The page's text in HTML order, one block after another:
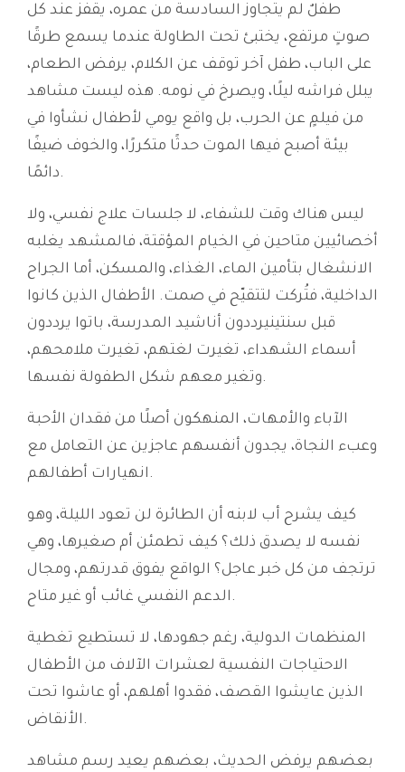
طفلٌ لم يتجاوز السادسة من عمره، يقفز عند كل
صوتٍ مرتفع، يختبئ تحت الطاولة عندما يسمع طرقًا
على الباب، طفل آخر توقف عن الكلام، يرفض الطعام،
يبلل فراشه ليلًا، ويصرخ في نومه. هذه ليست مشاهد
من فيلمٍ عن الحرب، بل واقع يومي لأطفال نشأوا في
بيئة أصبح فيها الموت حدثًا متكررًا، والخوف ضيفًا
دائمًا.
ليس هناك وقت للشفاء، لا جلسات علاج نفسي، ولا
أخصائيين متاحين في الخيام المؤقتة، فالمشهد يغلبه
الانشغال بتأمين الماء، الغذاء، والمسكن، أما الجراح
الداخلية، فتُركت لتتقيّح في صمت. الأطفال الذين كانوا
قبل سنتينيرددون أناشيد المدرسة، باتوا يرددون
أسماء الشهداء، تغيرت لغتهم، تغيرت ملامحهم،
وتغير معهم شكل الطفولة نفسها.
الآباء والأمهات، المنهكون أصلًا من فقدان الأحبة
وعبء النجاة، يجدون أنفسهم عاجزين عن التعامل مع
انهيارات أطفالهم.
كيف يشرح أب لابنه أن الطائرة لن تعود الليلة، وهو
نفسه لا يصدق ذلك؟ كيف تطمئن أم صغيرها، وهي
ترتجف من كل خبر عاجل؟ الواقع يفوق قدرتهم، ومجال
الدعم النفسي غائب أو غير متاح.
المنظمات الدولية، رغم جهودها، لا تستطيع تغطية
الاحتياجات النفسية لعشرات الآلاف من الأطفال
الذين عايشوا القصف، فقدوا أهلهم، أو عاشوا تحت
الأنقاض.
بعضهم يرفض الحديث، بعضهم يعيد رسم مشاهد